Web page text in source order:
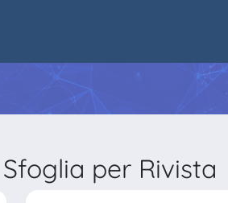
Sfoglia per Rivista